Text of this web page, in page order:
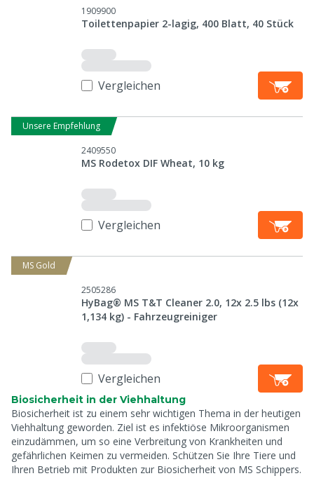
1909900
Toilettenpapier 2-lagig, 400 Blatt, 40 Stück
Vergleichen
Unsere Empfehlung
2409550
MS Rodetox DIF Wheat, 10 kg
Vergleichen
MS Gold
2505286
HyBag® MS T&T Cleaner 2.0, 12x 2.5 lbs (12x
1,134 kg) - Fahrzeugreiniger
Vergleichen
Biosicherheit in der Viehhaltung
Biosicherheit ist zu einem sehr wichtigen Thema in der heutigen
Viehhaltung geworden. Ziel ist es infektiöse Mikroorganismen
einzudämmen, um so eine Verbreitung von Krankheiten und
gefährlichen Keimen zu vermeiden. Schützen Sie Ihre Tiere und
Ihren Betrieb mit Produkten zur Biosicherheit von MS Schippers.